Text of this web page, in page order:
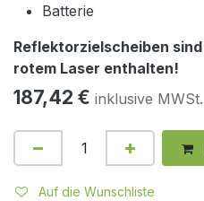
Batterie
Reflektorzielscheiben
rotem Laser enthalten!
187,42 € inklusive MWSt.
Auf die Wunschliste